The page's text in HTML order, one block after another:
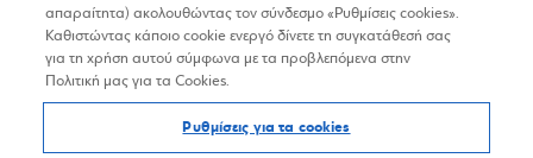
Όροι Χρήσης
Προσωπικά Δεδομένα στον Διαδικτυακό Τόπο
Δήλωση Προσβασιμότητας
απαραίτητα) ακολουθώντας τον σύνδεσμο «Ρυθμίσεις cookies».
Καθιστώντας κάποιο cookie ενεργό δίνετε τη συγκατάθεσή σας
για τη χρήση αυτού σύμφωνα με τα προβλεπόμενα στην
Πολιτική μας για τα Cookies.
Ρυθμίσεις για τα cookies